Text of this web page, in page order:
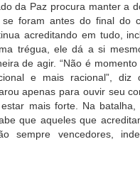
da Paz procura manter a
foram antes do final do
acreditando em tudo,
trégua, ele dá a si
de agir. “Não é momento
e mais racional”, diz
apenas para ouvir seu
mais forte. Na batalha,
que aqueles que
sempre vencedores,